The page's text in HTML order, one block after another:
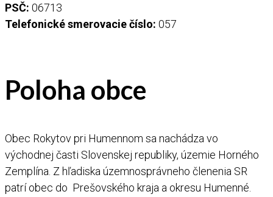
PSČ: 06713
Telefonické smerovacie číslo: 057
Poloha obce
Obec Rokytov pri Humennom sa nachádza vo
východnej časti Slovenskej republiky, územie Horného
Zemplína. Z hľadiska územnosprávneho členenia SR
patrí obec do Prešovského kraja a okresu Humenné.